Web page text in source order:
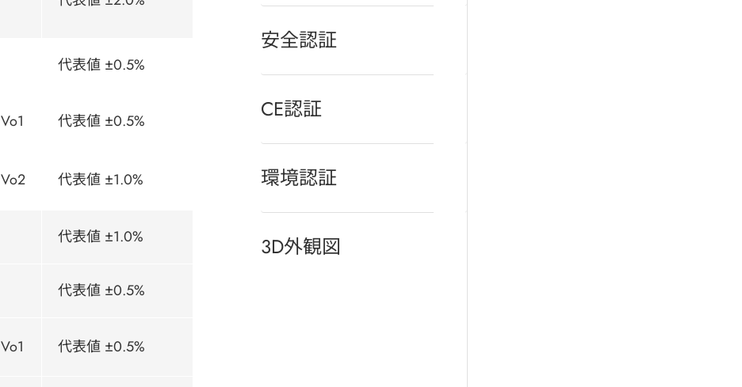
代表値 ±0.5%
Vo1 代表値 ±0.5%
Vo2 代表値 ±1.0%
代表値 ±1.0%
代表値 ±0.5%
Vo1 代表値 ±0.5%
安全認証
CE認証
環境認証
3D外観図